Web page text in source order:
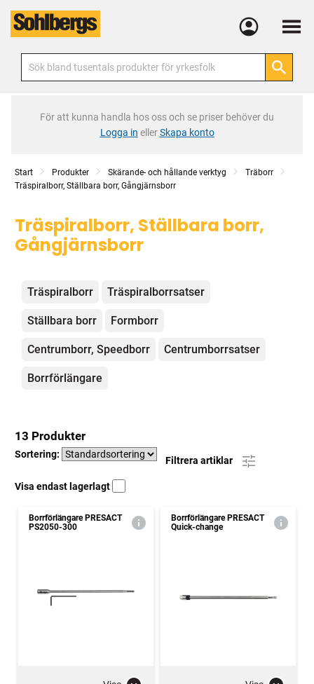
Meny
För att kunna handla hos oss och se priser behöver du
Logga in ellerSkapa konto
Start Produkter Skärande- och hållande verktyg
Träborr
Träspiralborr, Ställbara borr, Gångjärnsborr
Träspiralborr, Ställbara borr,
Gångjärnsborr
Kategorier
Träspiralborr Träspiralborrsatser
Ställbara borr Formborr
Centrumborr, Speedborr Centrumborrsatser
Borrförlängare
13 Produkter
Sortering:
Filtrera artiklar
Visa endast lagerlagt
Borrförlängare PRESACT
PS2050-300
Borrförlängare PRESACT
Quick-change